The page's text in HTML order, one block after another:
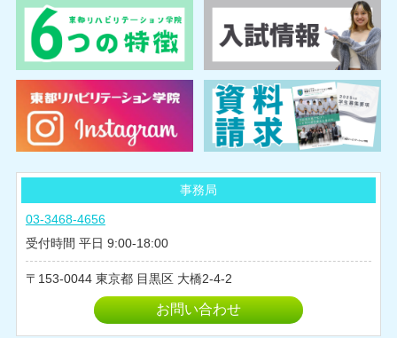
事務局
03-3468-4656
受付時間 平日 9:00-18:00
153-0044 東京都 目黒区 大橋2-4-2
お問い合わせ